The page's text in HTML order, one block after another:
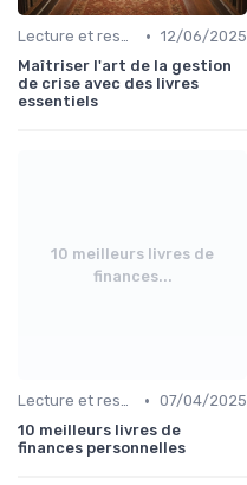
Lecture et ressources pour leaders • 12/06/2025
Maîtriser l'art de la gestion
de crise avec des livres
essentiels
10 meilleurs livres de
finances...
Lecture et ressources pour leaders • 07/04/2025
10 meilleurs livres de
finances personnelles